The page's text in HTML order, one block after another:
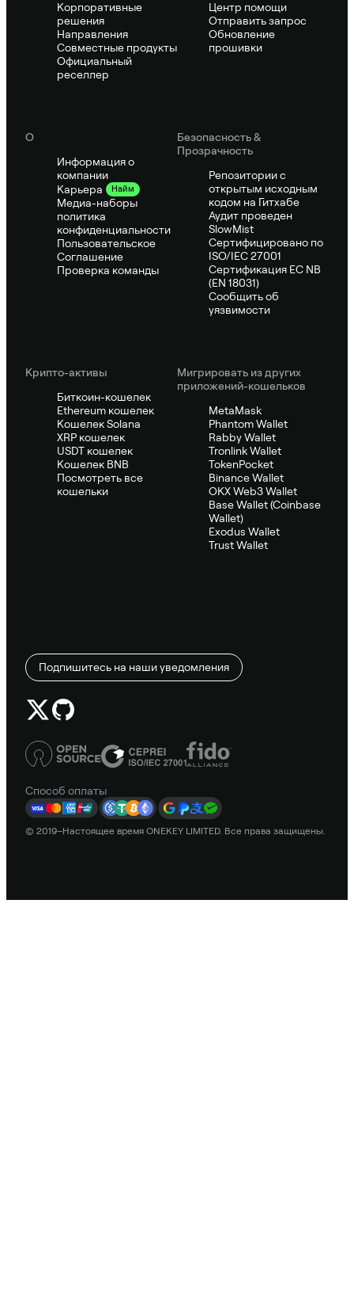
Корпоративные
решения
Направления
Совместные продукты
Официальный
реселлер
Центр помощи
Отправить запрос
Обновление
прошивки
О
Информация о
компании
Карьера
Найм
Медиа-наборы
политика
конфиденциальности
Пользовательское
Соглашение
Проверка команды
Безопасность &
Прозрачность
Репозитории с
открытым исходным
кодом на Гитхабе
Аудит проведен
SlowMist
Сертифицировано по
ISO/IEC 27001
Сертификация ЕС NB
(EN 18031)
Сообщить об
уязвимости
Крипто-активы
Биткоин-кошелек
Ethereum кошелек
Кошелек Solana
XRP кошелек
USDT кошелек
Кошелек BNB
Посмотреть все
кошельки
Мигрировать из других
приложений-кошельков
MetaMask
Phantom Wallet
Rabby Wallet
Tronlink Wallet
TokenPocket
Binance Wallet
OKX Web3 Wallet
Base Wallet (Coinbase
Wallet)
Exodus Wallet
Trust Wallet
Подпишитесь на наши уведомления
Способ оплаты
© 2019–Настоящее время ONEKEY LIMITED. Все права защищены.